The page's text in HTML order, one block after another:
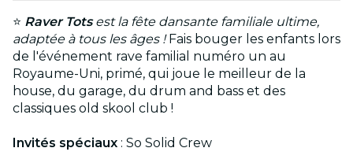
⭐ Raver Totsest la fête dansante familiale ultime,
adaptée à tous les âges !Fais bouger les enfants lors
de l'événement rave familial numéro un au
Royaume-Uni, primé, qui joue le meilleur de la
house, du garage, du drum and bass et des
classiques old skool club !
Invités spéciaux : So Solid Crew